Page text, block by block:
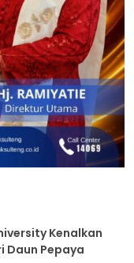
Kenalkan
Daun Pepaya